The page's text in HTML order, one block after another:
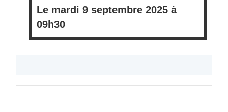
Le mardi 9 septembre 2025 à
09h30